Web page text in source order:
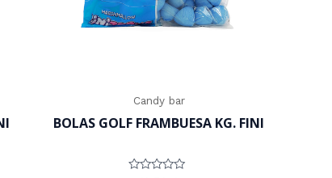
Candy bar
BOLAS GOLF FRAMBUESA KG. FINI